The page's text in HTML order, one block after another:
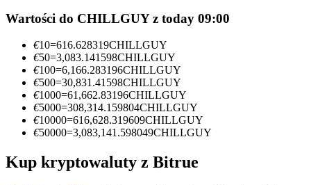
Informacja
Analiza Big Data, w tym informacje handlowe itp.
Wartości do CHILLGUY z today 09:00
€10=616.628319CHILLGUY
€50=3,083.141598CHILLGUY
€100=6,166.283196CHILLGUY
€500=30,831.41598CHILLGUY
€1000=61,662.83196CHILLGUY
€5000=308,314.159804CHILLGUY
€10000=616,628.319609CHILLGUY
€50000=3,083,141.598049CHILLGUY
Kup kryptowaluty z Bitrue